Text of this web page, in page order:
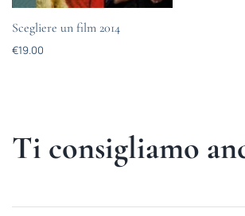
Scegliere un film 2014
€19.00
Ti consigliamo